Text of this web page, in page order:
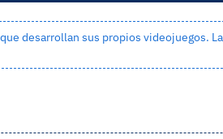
desarrollan sus propios videojuegos.